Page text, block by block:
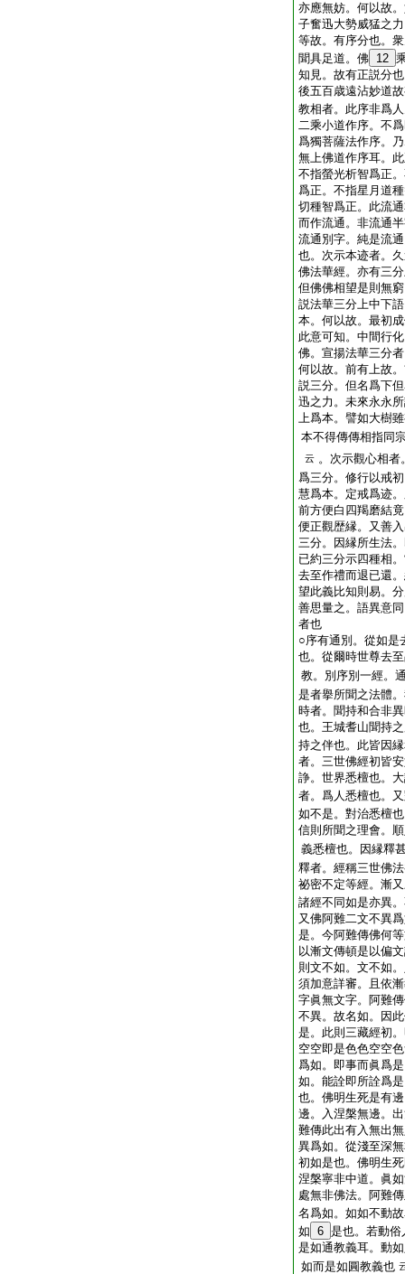
亦應無妨。何以故
子奮迅大勢威猛之
等故。有序分也。
聞具足道。佛 12
知見。故有正説分
後五百歳遠沾妙道
教相者。此序非爲
二乘小道作序。不
爲獨菩薩法作序。
無上佛道作序耳。
不指螢光析智爲正
爲正。不指星月道
切種智爲正。此流
而作流通。非流通
流通別字。純是流
也。次示本迹者。
佛法華經。亦有三
但佛佛相望是則無
説法華三分上中下
本。何以故。最初
此意可知。中間行
佛。宣揚法華三分
何以故。前有上故
説三分。但名爲下
迅之力。未來永永
上爲本。譬如大樹
本不得傳傳相指同
云 。次示觀心相者
爲三分。修行以戒
慧爲本。定戒爲迹
前方便白四羯磨結
便正觀歴縁。又善
三分。因縁所生法
已約三分示四種相
去至作禮而退已還
望此義比知則易。
善思量之。語異意
者也
○序有通別。從如是
也。從爾時世尊去
教。別序別一經。
是者擧所聞之法體
時者。聞持和合非
也。王城耆山聞持
持之伴也。此皆因
者。三世佛經初皆
諍。世界悉檀也。
者。爲人悉檀也。
如不是。對治悉檀
信則所聞之理會。
義悉檀也。因縁釋
釋者。經稱三世佛
祕密不定等經。漸
諸經不同如是亦異
又佛阿難二文不異
是。今阿難傳佛何
以漸文傳頓是以偏
則文不如。文不如
須加意詳審。且依
字眞無文字。阿難
不異。故名如。因
是。此則三藏經初
空空即是色色空空
爲如。即事而眞爲
如。能詮即所詮爲
也。佛明生死是有
邊。入涅槃無邊。
難傳此出有入無出
異爲如。從淺至深
初如是也。佛明生
涅槃寧非中道。眞
處無非佛法。阿難
名爲如。如如不動
如 6 是也。若動俗
是如通教義耳。動
如而是如圓教義也